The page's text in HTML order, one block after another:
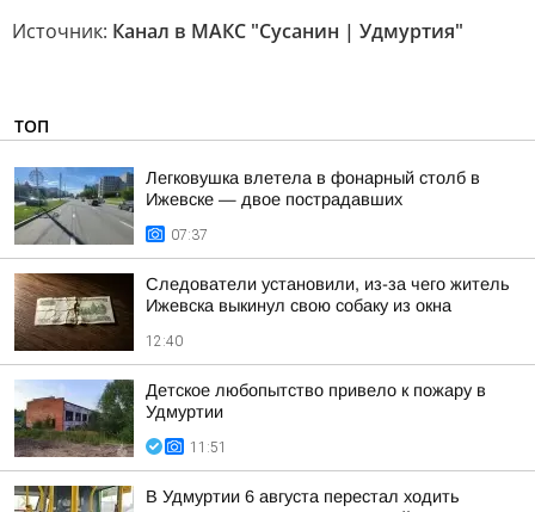
Источник: Канал в МАКС "Сусанин | Удмуртия"
ТОП
Легковушка влетела в фонарный столб в
Ижевске — двое пострадавших
07:37
Следователи установили, из-за чего житель
Ижевска выкинул свою собаку из окна
12:40
Детское любопытство привело к пожару в
Удмуртии
11:51
В Удмуртии 6 августа перестал ходить